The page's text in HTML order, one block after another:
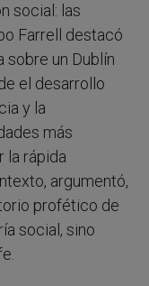
social: las
Farrell destacó
sobre un Dublín
el desarrollo
y la
más
la rápida
argumentó,
profético de
social, sino